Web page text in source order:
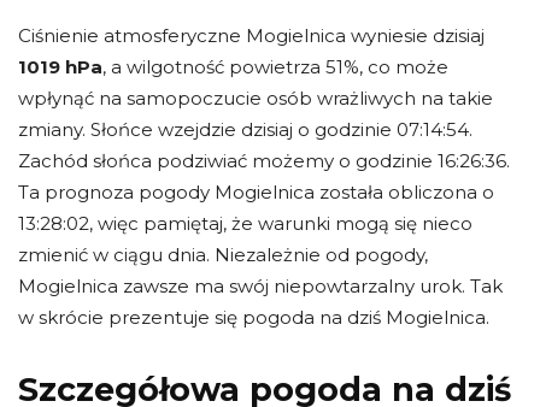
Ciśnienie atmosferyczne Mogielnica wyniesie dzisiaj
1019 hPa, a wilgotność powietrza 51%, co może
wpłynąć na samopoczucie osób wrażliwych na takie
zmiany. Słońce wzejdzie dzisiaj o godzinie 07:14:54.
Zachód słońca podziwiać możemy o godzinie 16:26:36.
Ta prognoza pogody Mogielnica została obliczona o
13:28:02, więc pamiętaj, że warunki mogą się nieco
zmienić w ciągu dnia. Niezależnie od pogody,
Mogielnica zawsze ma swój niepowtarzalny urok. Tak
w skrócie prezentuje się pogoda na dziś Mogielnica.
Szczegółowa pogoda na dziś